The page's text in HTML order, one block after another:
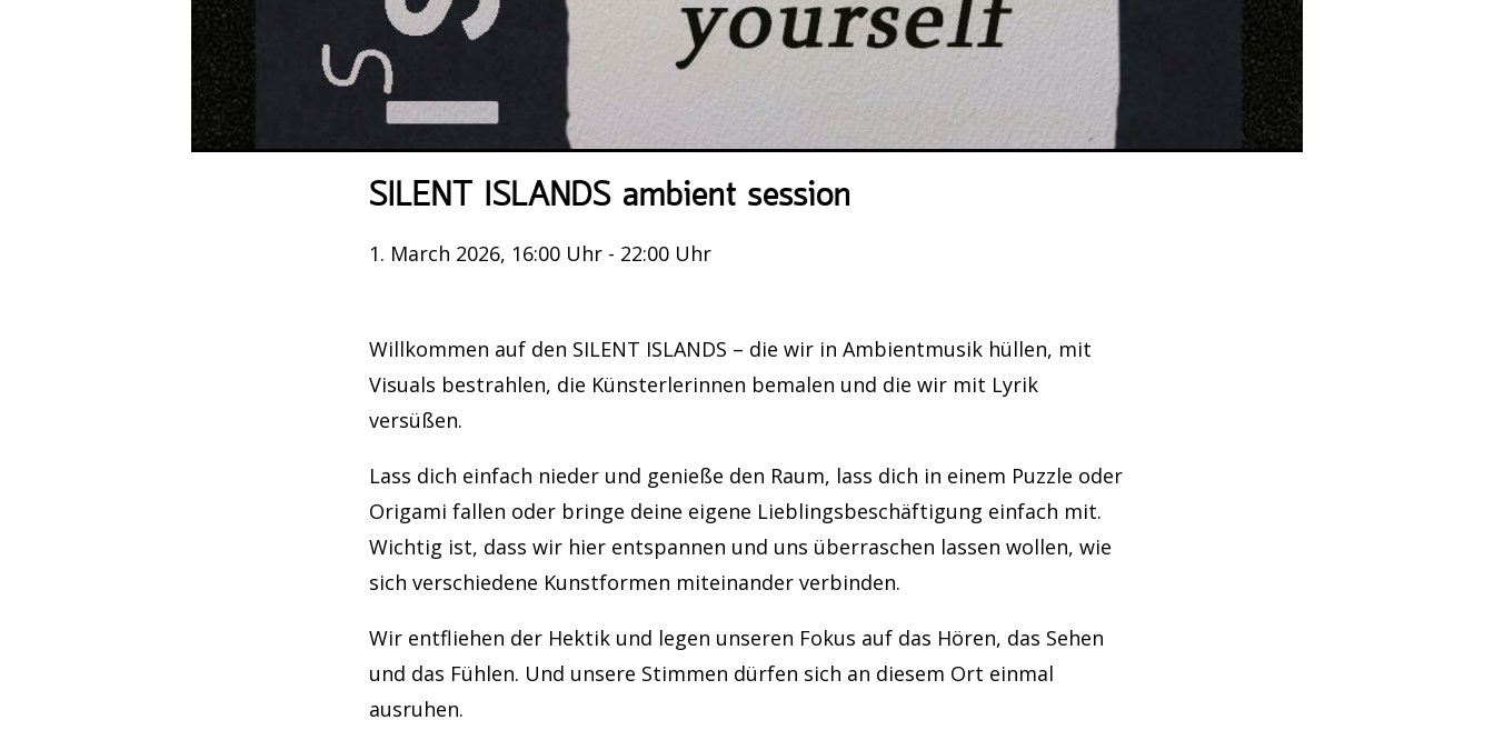
SILENT ISLANDS ambient session
1. March 2026, 16:00 Uhr - 22:00 Uhr
Willkommen auf den SILENT ISLANDS – die wir in Ambientmusik hüllen, mit
Visuals bestrahlen, die Künsterlerinnen bemalen und die wir mit Lyrik
versüßen.
Lass dich einfach nieder und genieße den Raum, lass dich in einem Puzzle oder
Origami fallen oder bringe deine eigene Lieblingsbeschäftigung einfach mit.
Wichtig ist, dass wir hier entspannen und uns überraschen lassen wollen, wie
sich verschiedene Kunstformen miteinander verbinden.
Wir entfliehen der Hektik und legen unseren Fokus auf das Hören, das Sehen
und das Fühlen. Und unsere Stimmen dürfen sich an diesem Ort einmal
ausruhen.